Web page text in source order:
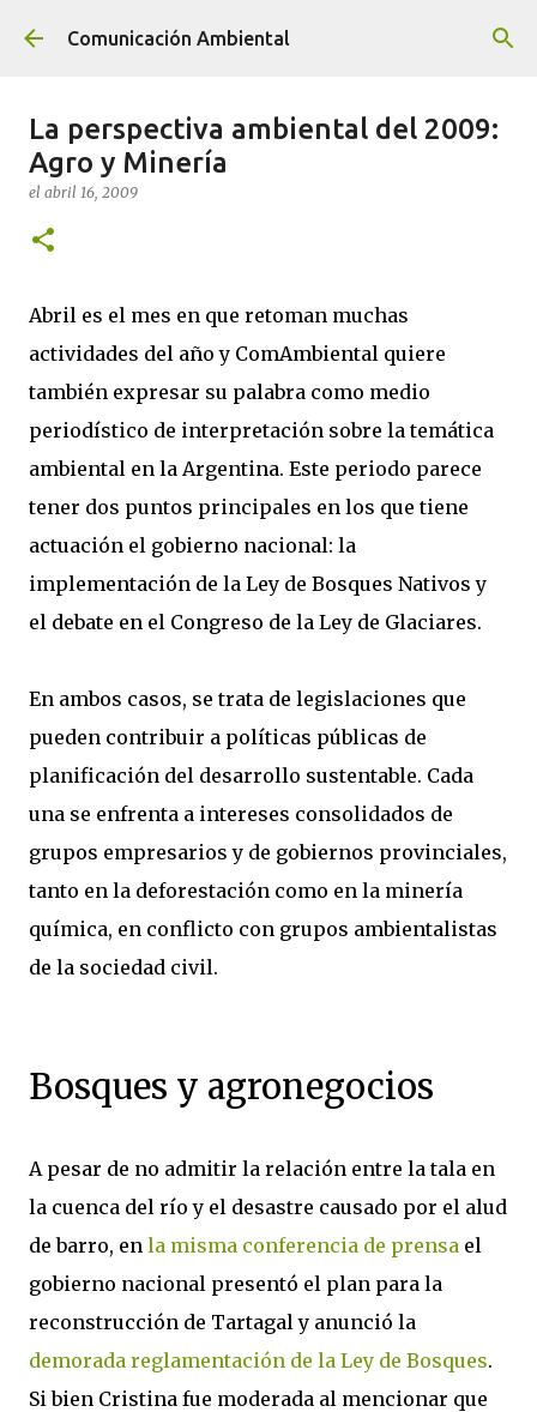
Ir al contenido principal
Comunicación Ambiental
La perspectiva ambiental del 2009:
Agro y Minería
el abril 16, 2009
Abril es el mes en que retoman muchas
actividades del año y ComAmbiental quiere
también expresar su palabra como medio
periodístico de interpretación sobre la temática
ambiental en la Argentina. Este periodo parece
tener dos puntos principales en los que tiene
actuación el gobierno nacional: la
implementación de la Ley de Bosques Nativos y
el debate en el Congreso de la Ley de Glaciares.
En ambos casos, se trata de legislaciones que
pueden contribuir a políticas públicas de
planificación del desarrollo sustentable. Cada
una se enfrenta a intereses consolidados de
grupos empresarios y de gobiernos provinciales,
tanto en la deforestación como en la minería
química, en conflicto con grupos ambientalistas
de la sociedad civil.
Bosques y agronegocios
A pesar de no admitir la relación entre la tala en
la cuenca del río y el desastre causado por el alud
de barro, en la misma conferencia de prensa el
gobierno nacional presentó el plan para la
reconstrucción de Tartagal y anunció la
demorada reglamentación de la Ley de Bosques.
Si bien Cristina fue moderada al mencionar que